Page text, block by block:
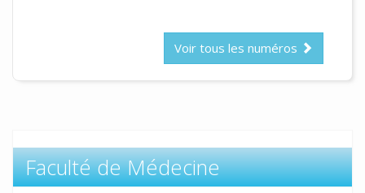
Voir tous les numéros
Faculté de Médecine